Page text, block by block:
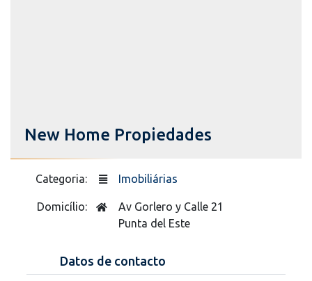
New Home Propiedades
Categoria: Imobiliárias
Domicílio:
Av Gorlero y Calle 21
Punta del Este
Datos de contacto